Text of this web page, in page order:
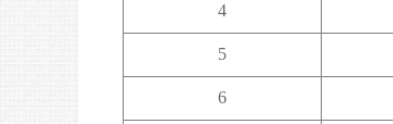
4
5
6